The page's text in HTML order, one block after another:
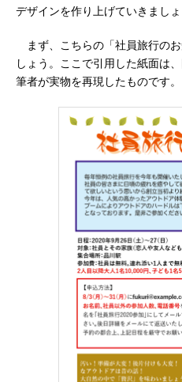
デザインを作り上げていきましょ
まず、こちらの「社員旅行の
しょう。ここで引用した紙面は
筆者が実物を再現したものです。